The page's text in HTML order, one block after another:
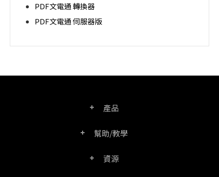
PDF文電通 轉換器
PDF文電通 伺服器版
產品
PDF文電通專業版
幫助/教學
常見問題
資源